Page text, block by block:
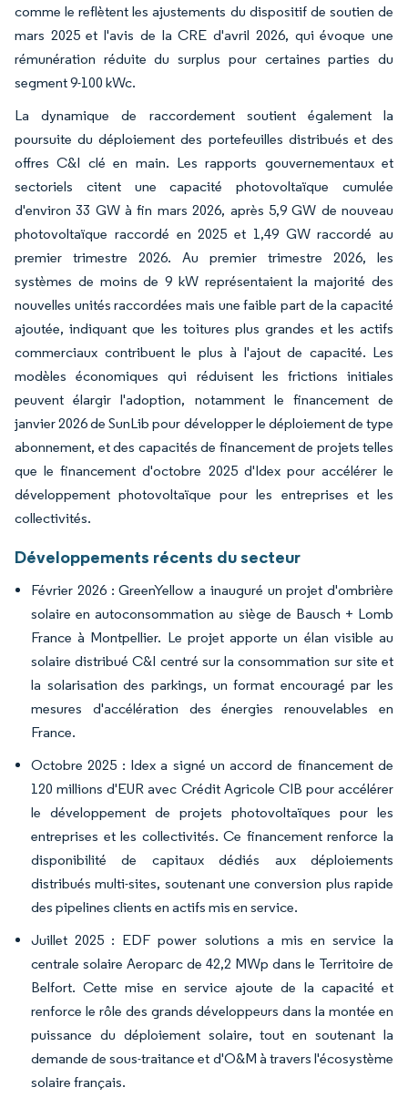
comme le reflètent les ajustements du dispositif de soutien de
mars 2025 et l'avis de la CRE d'avril 2026, qui évoque une
rémunération réduite du surplus pour certaines parties du
segment 9-100 kWc.
La dynamique de raccordement soutient également la
poursuite du déploiement des portefeuilles distribués et des
offres C&I clé en main. Les rapports gouvernementaux et
sectoriels citent une capacité photovoltaïque cumulée
d'environ 33 GW à fin mars 2026, après 5,9 GW de nouveau
photovoltaïque raccordé en 2025 et 1,49 GW raccordé au
premier trimestre 2026. Au premier trimestre 2026, les
systèmes de moins de 9 kW représentaient la majorité des
nouvelles unités raccordées mais une faible part de la capacité
ajoutée, indiquant que les toitures plus grandes et les actifs
commerciaux contribuent le plus à l'ajout de capacité. Les
modèles économiques qui réduisent les frictions initiales
peuvent élargir l'adoption, notamment le financement de
janvier 2026 de SunLib pour développer le déploiement de type
abonnement, et des capacités de financement de projets telles
que le financement d'octobre 2025 d'Idex pour accélérer le
développement photovoltaïque pour les entreprises et les
collectivités.
Développements récents du secteur
Février 2026 : GreenYellow a inauguré un projet d'ombrière
solaire en autoconsommation au siège de Bausch + Lomb
France à Montpellier. Le projet apporte un élan visible au
solaire distribué C&I centré sur la consommation sur site et
la solarisation des parkings, un format encouragé par les
mesures d'accélération des énergies renouvelables en
France.
Octobre 2025 : Idex a signé un accord de financement de
120 millions d'EUR avec Crédit Agricole CIB pour accélérer
le développement de projets photovoltaïques pour les
entreprises et les collectivités. Ce financement renforce la
disponibilité de capitaux dédiés aux déploiements
distribués multi-sites, soutenant une conversion plus rapide
des pipelines clients en actifs mis en service.
Juillet 2025 : EDF power solutions a mis en service la
centrale solaire Aeroparc de 42,2 MWp dans le Territoire de
Belfort. Cette mise en service ajoute de la capacité et
renforce le rôle des grands développeurs dans la montée en
puissance du déploiement solaire, tout en soutenant la
demande de sous-traitance et d'O&M à travers l'écosystème
solaire français.